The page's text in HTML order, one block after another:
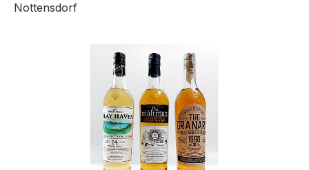
Nottensdorf
Bildergalerie überspringen